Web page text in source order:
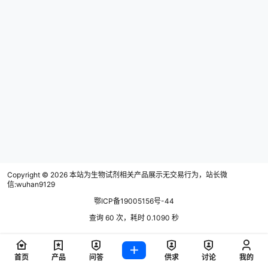
Copyright © 2026 本站为生物试剂相关产品展示无交易行为，站长微
信:wuhan9129
鄂ICP备19005156号-44
查询 60 次，耗时 0.1090 秒
首页 产品 问答 供求 讨论 我的